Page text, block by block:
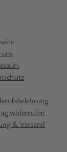
widerrufen
& Versand